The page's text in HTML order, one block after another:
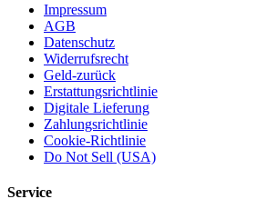
Impressum
AGB
Datenschutz
Widerrufsrecht
Geld-zurück
Erstattungsrichtlinie
Digitale Lieferung
Zahlungsrichtlinie
Cookie-Richtlinie
Do Not Sell (USA)
Service